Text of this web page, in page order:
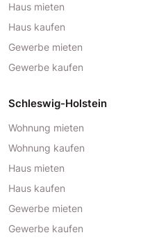
Haus mieten
Haus kaufen
Gewerbe mieten
Gewerbe kaufen
Schleswig-Holstein
Wohnung mieten
Wohnung kaufen
Haus mieten
Haus kaufen
Gewerbe mieten
Gewerbe kaufen